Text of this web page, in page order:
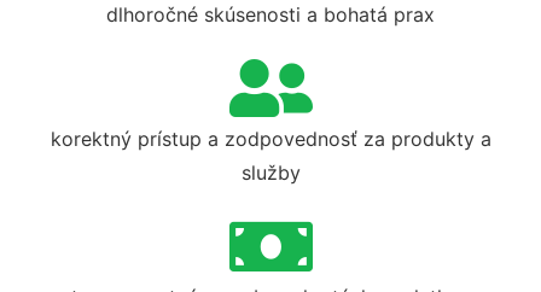
dlhoročné skúsenosti a bohatá prax
korektný prístup a zodpovednosť za produkty a
služby